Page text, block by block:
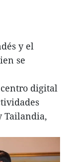
y el
se
centro digital
Tailandia,